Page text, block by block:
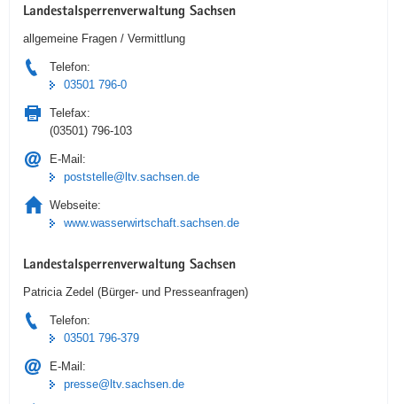
Landestalsperrenverwaltung Sachsen
allgemeine Fragen / Vermittlung
Telefon:
03501 796-0
Telefax:
(03501) 796-103
E-Mail:
poststelle@ltv.sachsen.de
Webseite:
www.wasserwirtschaft.sachsen.de
Landestalsperrenverwaltung Sachsen
Patricia Zedel (Bürger- und Presseanfragen)
Telefon:
03501 796-379
E-Mail:
presse@ltv.sachsen.de